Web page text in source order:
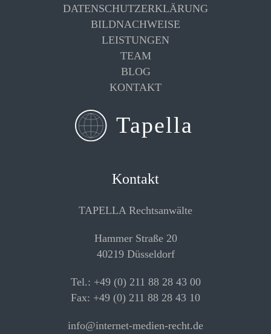
DATENSCHUTZERKLÄRUNG
BILDNACHWEISE
LEISTUNGEN
TEAM
BLOG
KONTAKT
Kontakt
TAPELLA Rechtsanwälte
Hammer Straße 20
40219 Düsseldorf
Tel.: +49 (0) 211 88 28 43 00
Fax: +49 (0) 211 88 28 43 10
info@internet-medien-recht.de